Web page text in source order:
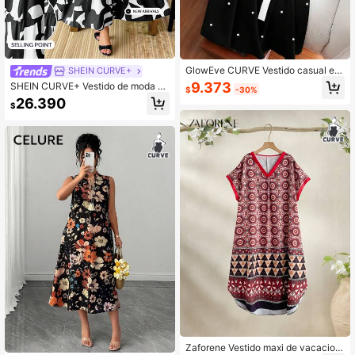
SHEIN CURVE+
SHEIN CURVE+ Vestido de moda pa
ra mujer talla grande con estampad
o integral para ir al trabajo en otoño
$26.390
GlowEve CURVE Vestido casual ele
gante sin mangas de talla grande c
on bloques de color
$9.373 -30%
Zaforene Vestido maxi de vacacion